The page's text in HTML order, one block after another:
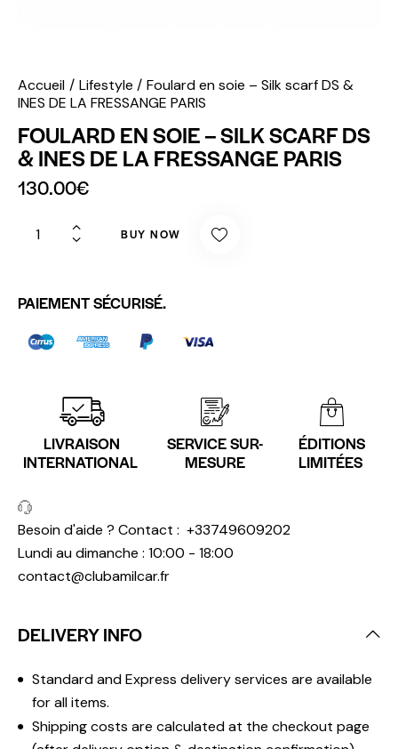
Accueil Lifestyle
Foulard en soie – Silk scarf DS &
INES DE LA FRESSANGE PARIS
FOULARD EN SOIE – SILK SCARF DS
& INES DE LA FRESSANGE PARIS
130.00€
BUY NOW
PAIEMENT SÉCURISÉ.
LIVRAISON
INTERNATIONAL
SERVICE SUR-
MESURE
ÉDITIONS
LIMITÉES
Besoin d'aide ? Contact : +33749609202
Lundi au dimanche : 10:00 - 18:00
contact@clubamilcar.fr
DELIVERY INFO
Standard and Express delivery services are available
for all items.
Shipping costs are calculated at the checkout page